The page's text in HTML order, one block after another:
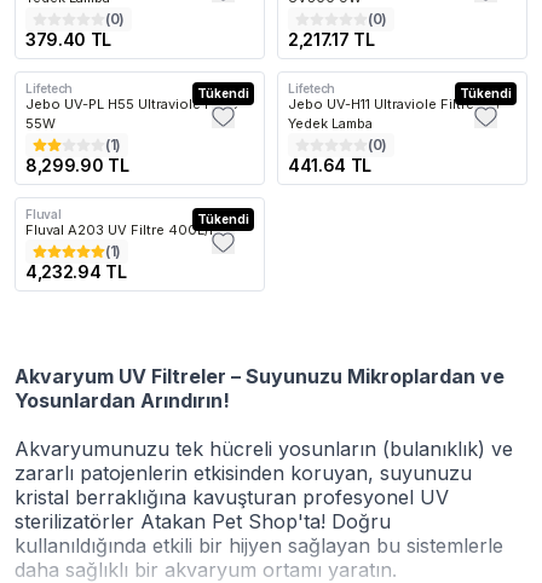
(0)
379.40 TL
(0)
2,217.17 TL
Kargo Bedava Tükendi
Lifetech
Jebo UV-PL H55 Ultraviole Filtre
55W
(1)
8,299.90 TL
Tükendi
Lifetech
Jebo UV-H11 Ultraviole Filtre 11W
Yedek Lamba
(0)
441.64 TL
Kargo Bedava Tükendi
Fluval
Fluval A203 UV Filtre 400L/H
(1)
4,232.94 TL
Akvaryum UV Filtreler – Suyunuzu Mikroplardan ve
Yosunlardan Arındırın!
Akvaryumunuzu tek hücreli yosunların (bulanıklık) ve
zararlı patojenlerin etkisinden koruyan, suyunuzu
kristal berraklığına kavuşturan profesyonel UV
sterilizatörler Atakan Pet Shop'ta! Doğru
kullanıldığında etkili bir hijyen sağlayan bu sistemlerle
daha sağlıklı bir akvaryum ortamı yaratın.